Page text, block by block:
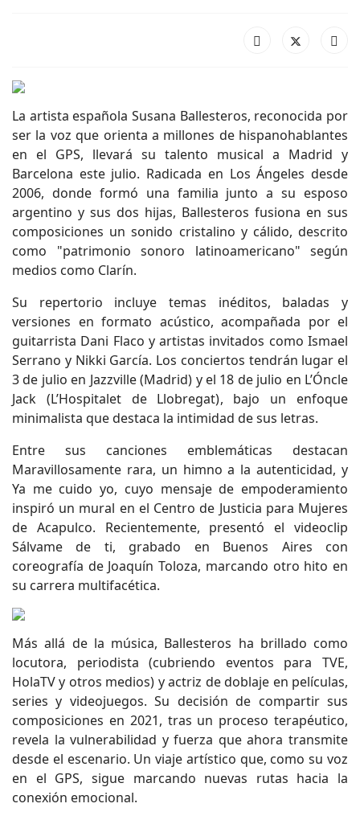
La artista española Susana Ballesteros, reconocida por
ser la voz que orienta a millones de hispanohablantes
en el GPS, llevará su talento musical a Madrid y
Barcelona este julio. Radicada en Los Ángeles desde
2006, donde formó una familia junto a su esposo
argentino y sus dos hijas, Ballesteros fusiona en sus
composiciones un sonido cristalino y cálido, descrito
como "patrimonio sonoro latinoamericano" según
medios como Clarín.
Su repertorio incluye temas inéditos, baladas y
versiones en formato acústico, acompañada por el
guitarrista Dani Flaco y artistas invitados como Ismael
Serrano y Nikki García. Los conciertos tendrán lugar el
3 de julio en Jazzville (Madrid) y el 18 de julio en L’Óncle
Jack (L’Hospitalet de Llobregat), bajo un enfoque
minimalista que destaca la intimidad de sus letras.
Entre sus canciones emblemáticas destacan
Maravillosamente rara, un himno a la autenticidad, y
Ya me cuido yo, cuyo mensaje de empoderamiento
inspiró un mural en el Centro de Justicia para Mujeres
de Acapulco. Recientemente, presentó el videoclip
Sálvame de ti, grabado en Buenos Aires con
coreografía de Joaquín Toloza, marcando otro hito en
su carrera multifacética.
Más allá de la música, Ballesteros ha brillado como
locutora, periodista (cubriendo eventos para TVE,
HolaTV y otros medios) y actriz de doblaje en películas,
series y videojuegos. Su decisión de compartir sus
composiciones en 2021, tras un proceso terapéutico,
revela la vulnerabilidad y fuerza que ahora transmite
desde el escenario. Un viaje artístico que, como su voz
en el GPS, sigue marcando nuevas rutas hacia la
conexión emocional.